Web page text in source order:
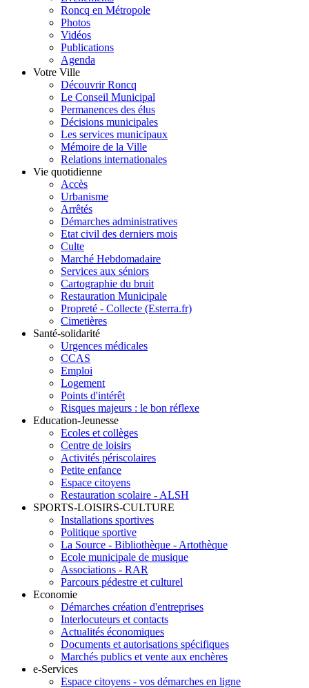
Roncq en Métropole
Photos
Vidéos
Publications
Agenda
Votre Ville
Découvrir Roncq
Le Conseil Municipal
Permanences des élus
Décisions municipales
Les services municipaux
Mémoire de la Ville
Relations internationales
Vie quotidienne
Accès
Urbanisme
Arrêtés
Démarches administratives
Etat civil des derniers mois
Culte
Marché Hebdomadaire
Services aux séniors
Cartographie du bruit
Restauration Municipale
Propreté - Collecte (Esterra.fr)
Cimetières
Santé-solidarité
Urgences médicales
CCAS
Emploi
Logement
Points d'intérêt
Risques majeurs : le bon réflexe
Education-Jeunesse
Ecoles et collèges
Centre de loisirs
Activités périscolaires
Petite enfance
Espace citoyens
Restauration scolaire - ALSH
SPORTS-LOISIRS-CULTURE
Installations sportives
Politique sportive
La Source - Bibliothèque - Artothèque
Ecole municipale de musique
Associations - RAR
Parcours pédestre et culturel
Economie
Démarches création d'entreprises
Interlocuteurs et contacts
Actualités économiques
Documents et autorisations spécifiques
Marchés publics et vente aux enchères
e-Services
Espace citoyens - vos démarches en ligne